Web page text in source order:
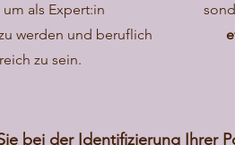
um als Expert:in
werden und beruflich
zu sein.
bei der Identifizierung Ihrer